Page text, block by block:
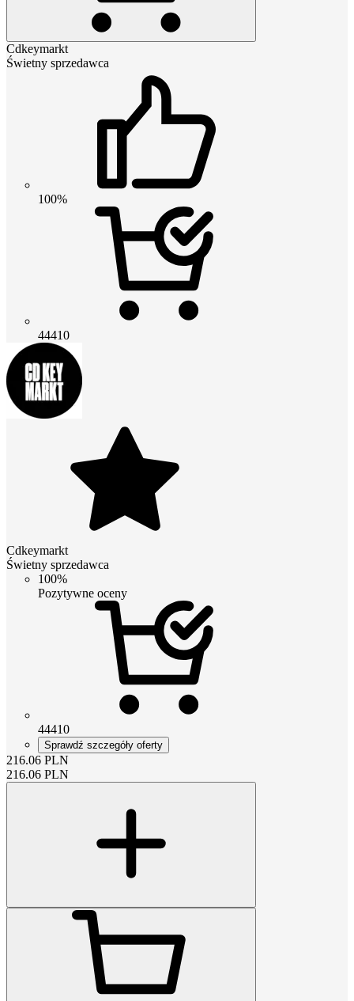
Cdkeymarkt
Świetny sprzedawca
100%
44410
Cdkeymarkt
Świetny sprzedawca
100%
Pozytywne oceny
44410
Sprawdź szczegóły oferty
216.06 PLN
216.06 PLN